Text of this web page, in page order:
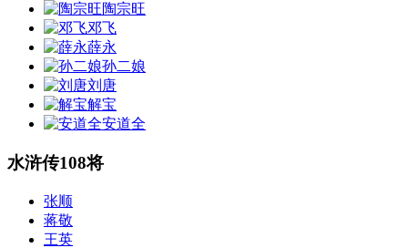
陶宗旺
邓飞
薛永
孙二娘
刘唐
解宝
安道全
水浒传108将
张顺
蒋敬
王英